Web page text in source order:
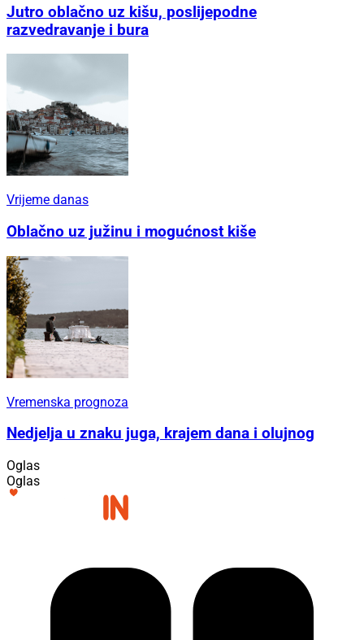
Jutro oblačno uz kišu, poslijepodne
razvedravanje i bura
Vrijeme danas
Oblačno uz južinu i mogućnost kiše
Vremenska prognoza
Nedjelja u znaku juga, krajem dana i olujnog
Oglas
Oglas